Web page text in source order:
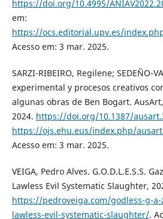
https://doi.org/10.4995/
em:
https://ocs.editorial.upv.es/
Acesso em: 3 mar. 2025.
SARZI-RIBEIRO, Regilene; SEDEÑO-
experimental y procesos creativos
algunas obras de Ben Bogart.
2024. https://doi.org/10.1387/
https://ojs.ehu.eus/index.php/
Acesso em: 3 mar. 2025.
VEIGA, Pedro Alves. G.O.D.L.E.S.S.
Lawless Evil Systematic Slaughter,
https://pedroveiga.com/godless-g-
lawless-evil-systematic-slaughter/.